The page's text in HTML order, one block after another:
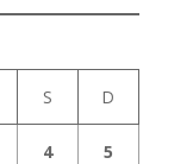
S D
4 5